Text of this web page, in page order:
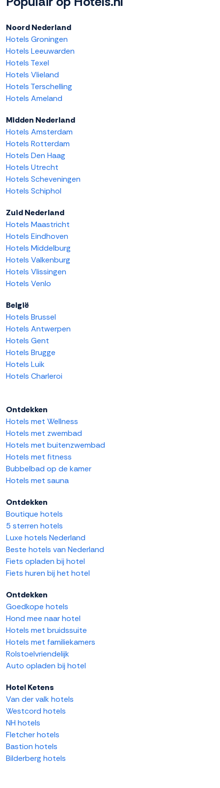
Noord Nederland
Hotels Groningen
Hotels Leeuwarden
Hotels Texel
Hotels Vlieland
Hotels Terschelling
Hotels Ameland
Midden Nederland
Hotels Amsterdam
Hotels Rotterdam
Hotels Den Haag
Hotels Utrecht
Hotels Scheveningen
Hotels Schiphol
Zuid Nederland
Hotels Maastricht
Hotels Eindhoven
Hotels Middelburg
Hotels Valkenburg
Hotels Vlissingen
Hotels Venlo
België
Hotels Brussel
Hotels Antwerpen
Hotels Gent
Hotels Brugge
Hotels Luik
Hotels Charleroi
Ontdekken
Hotels met Wellness
Hotels met zwembad
Hotels met buitenzwembad
Hotels met fitness
Bubbelbad op de kamer
Hotels met sauna
Ontdekken
Boutique hotels
5 sterren hotels
Luxe hotels Nederland
Beste hotels van Nederland
Fiets opladen bij hotel
Fiets huren bij het hotel
Ontdekken
Goedkope hotels
Hond mee naar hotel
Hotels met bruidssuite
Hotels met familiekamers
Rolstoelvriendelijk
Auto opladen bij hotel
Hotel Ketens
Van der valk hotels
Westcord hotels
NH hotels
Fletcher hotels
Bastion hotels
Bilderberg hotels